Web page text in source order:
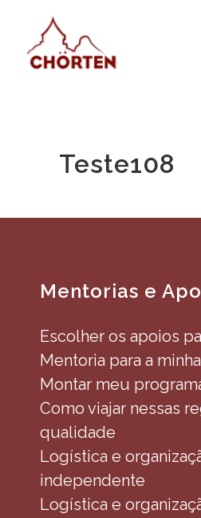
Teste108
Mentorias e
Escolher os apoios
Mentoria para a
Montar meu
Como viajar nessas
qualidade
Logística e
independente
Logística e